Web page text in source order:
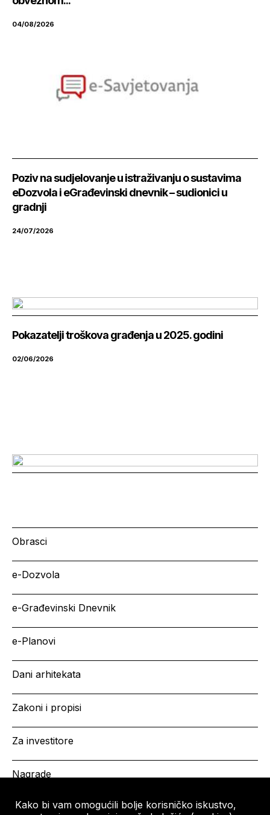
Kako bi vam omogućili bolje korisničko iskustvo,
04/08/2026
Poziv na sudjelovanje u istraživanju o sustavima
eDozvola i eGrađevinski dnevnik – sudionici u
gradnji
24/07/2026
Pokazatelji troškova građenja u 2025. godini
02/06/2026
Obrasci
e-Dozvola
e-Građevinski Dnevnik
e-Planovi
Dani arhitekata
Zakoni i propisi
Za investitore
Nagrade